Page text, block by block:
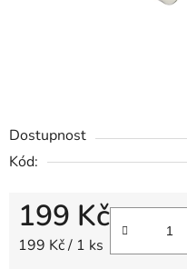
Dostupnost
Kód:
199 Kč
Měrná cena:
199 Kč / 1 ks